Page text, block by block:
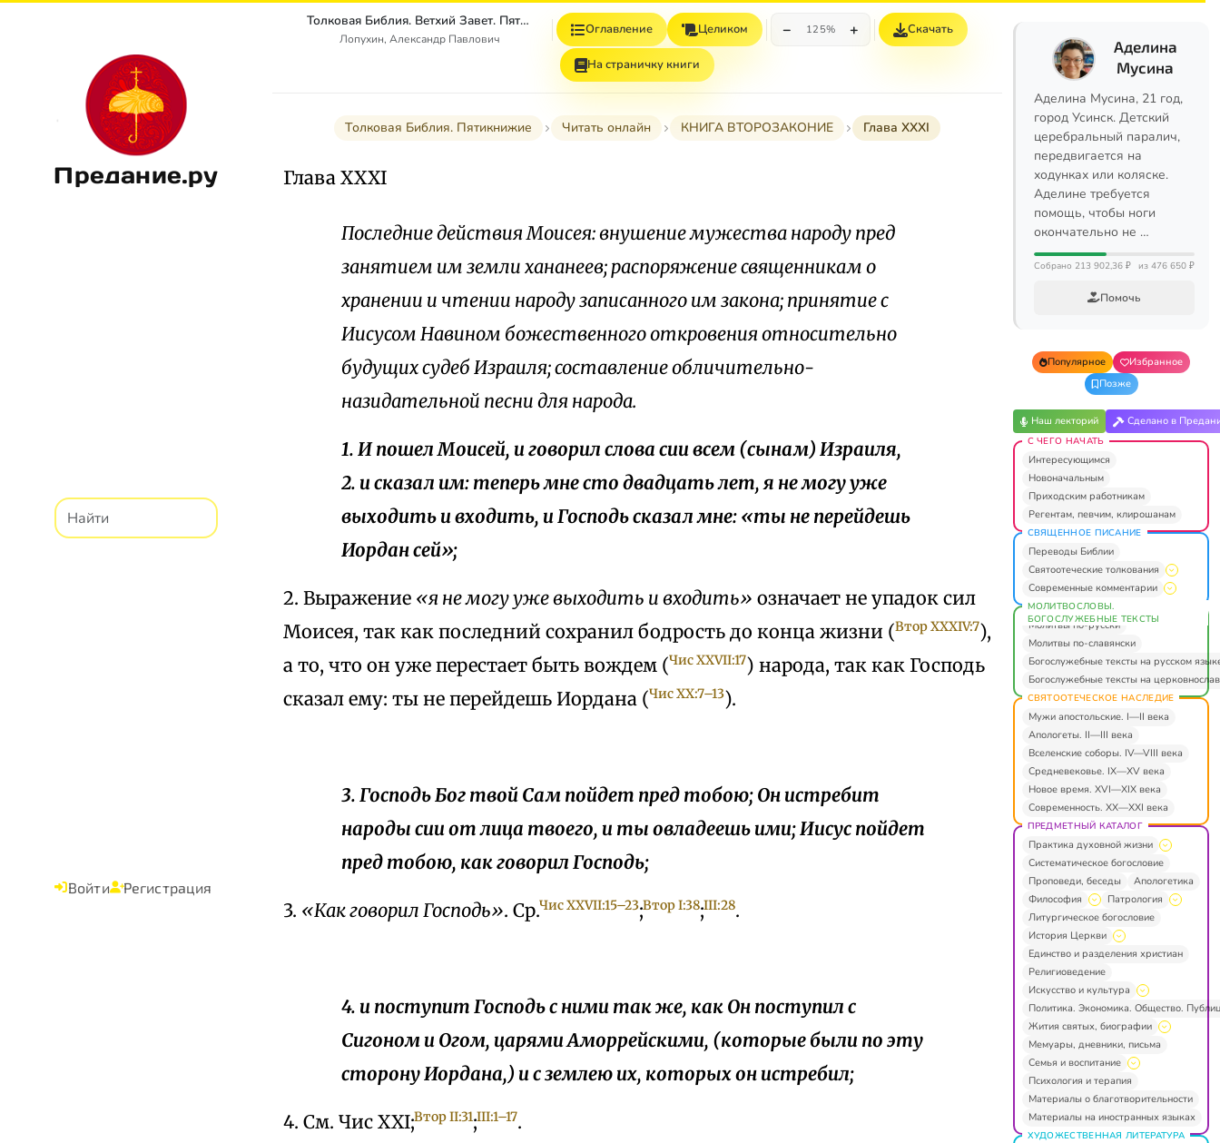
Предание.ру
Войти Регистрация
Толковая Библия. Ветхий Завет. Пятикнижие.
Лопухин, Александр Павлович
Оглавление Целиком − 125% + Скачать
На страничку книги
Толковая Библия. Пятикнижие Читать онлайн КНИГА ВТОРОЗАКОНИЕ Глава XXXI
Глава XXXI
Последние действия Моисея: внушение мужества народу пред
занятием им земли хананеев; распоряжение священникам о
хранении и чтении народу записанного им закона; принятие с
Иисусом Навином божественного откровения относительно
будущих судеб Израиля; составление обличительно-
назидательной песни для народа.
1. И пошел Моисей, и говорил слова сии всем (сынам) Израиля,
2. и сказал им: теперь мне сто двадцать лет, я не могу уже
выходить и входить, и Господь сказал мне: «ты не перейдешь
Иордан сей»;
2. Выражение «я не могу уже выходить и входить» означает не упадок сил
Моисея, так как последний сохранил бодрость до конца жизни (Втор XXXIV:7),
а то, что он уже перестает быть вождем (Чис XXVII:17) народа, так как Господь
сказал ему: ты не перейдешь Иордана (Чис XX:7–13).
3. Господь Бог твой Сам пойдет пред тобою; Он истребит
народы сии от лица твоего, и ты овладеешь ими; Иисус пойдет
пред тобою, как говорил Господь;
3. «Как говорил Господь». Ср.Чис XXVII:15–23;Втор I:38;III:28.
4. и поступит Господь с ними так же, как Он поступил с
Сигоном и Огом, царями Аморрейскими, (которые были по эту
сторону Иордана,) и с землею их, которых он истребил;
4. См. Чис XXI;Втор II:31;III:1–17.
Аделина
Мусина
Аделина Мусина, 21 год,
город Усинск. Детский
церебральный паралич,
передвигается на
ходунках или коляске.
Аделине требуется
помощь, чтобы ноги
окончательно не …
Собрано 213 902,36 ₽ из 476 650 ₽
Помочь
Популярное
Избранное
Позже
Наш лекторий Сделано в
С ЧЕГО НАЧАТЬ
Интересующимся
Новоначальным
Приходским работникам
Регентам, певчим, клирошанам
СВЯЩЕННОЕ ПИСАНИЕ
Переводы Библии
Святоотеческие толкования
Современные комментарии
МОЛИТВОСЛОВЫ.
БОГОСЛУЖЕБНЫЕ ТЕКСТЫ
Молитвы по-русски
Молитвы по-славянски
Богослужебные тексты на русском
Богослужебные тексты на
СВЯТООТЕЧЕСКОЕ НАСЛЕДИЕ
Мужи апостольские. I—II века
Апологеты. II—III века
Вселенские соборы. IV—VIII века
Средневековье. IX—XV века
Новое время. XVI—XIX века
Современность. XX—XXI века
ПРЕДМЕТНЫЙ КАТАЛОГ
Практика духовной жизни
Систематическое богословие
Проповеди, беседы
Апологетика
Философия
Патрология
Литургическое богословие
История Церкви
Единство и разделения христиан
Религиоведение
Искусство и культура
Политика. Экономика. Общество.
Жития святых, биографии
Мемуары, дневники, письма
Семья и воспитание
Психология и терапия
Материалы о благотворительности
Материалы на иностранных языках
ХУДОЖЕСТВЕННАЯ ЛИТЕРАТУРА